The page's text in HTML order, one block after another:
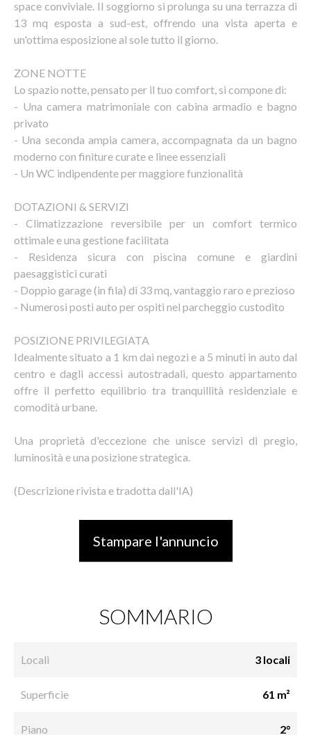
space conviviale. Il soggiorno si prolunga su una terrazza di
13 mq esposta a sud-est, offrendo una vista aperta e
un'ottima esposizione al sole tutto il giorno.
ZONE NOTTE
Lo spazio notte, pensato per il tuo comfort, si compone di:
- Una camera matrimoniale con cabina armadio e bagno
privato
- Una seconda ampia camera, accompagnata da un bagno
moderno con finiture curate e linee essenziali
- Un WC indipendente per maggiore funzionalità
DOTAZIONI & SERVIZI
- Climatizzazione reversibile per un comfort termico
ottimale e una gestione facilitata
- Residenza sicura con piscina comune e giardini
paesaggistici curati
- Doppio garage (in fila) di 33 mq, vantaggio raro e prezioso
- Numerosi posti auto per ospiti nel parcheggio custodito
POSIZIONE PRIVILEGIATA
Idealmente situato a 1 km dai negozi e a 5 minuti in auto dal
centro e dagli accessi autostradali, questo appartamento
offre il perfetto equilibrio tra tranquillità residenziale e
comodità urbane.
Una proprietà d'eccezione che unisce servizi di pregio,
luminosità e una posizione strategica.
(Descrizione rivista e tradotta dall'IA)
Stampare l'annuncio
SOMMARIO
Locali 3 locali
Superficie 61 m²
Piano 2°